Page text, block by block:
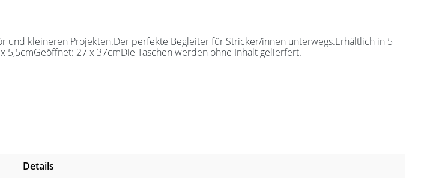
und kleineren Projekten.Der perfekte Begleiter für Stricker/innen unterwegs.Erhältlich in 5
27 x 37cmDie Taschen werden ohne Inhalt gelierfert.
Details